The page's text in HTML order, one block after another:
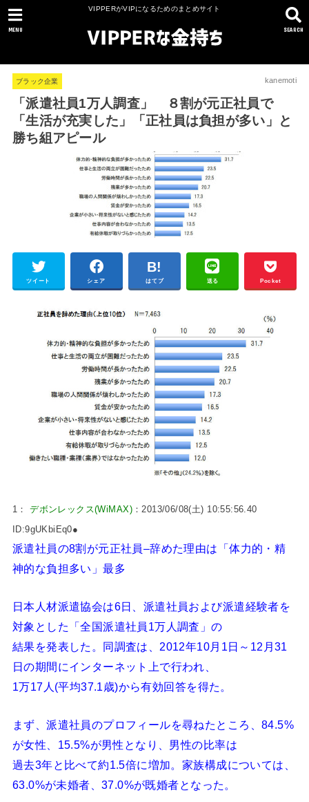
VIPPERがVIPになるためのまとめサイト
SEARCH
MENU
ブラック企業 kanemoti
「派遣社員1万人調査」 ８割が元正社員で
「生活が充実した」「正社員は負担が多い」と
勝ち組アピール
ツイート シェア はてブ 送る Pocket
1： デボンレックス(WiMAX)：2013/06/08(土) 10:55:56.40
ID:9gUKbiEq0●
派遣社員の8割が元正社員–辞めた理由は「体力的・精
神的な負担多い」最多
日本人材派遣協会は6日、派遣社員および派遣経験者を
対象とした「全国派遣社員1万人調査」の
結果を発表した。同調査は、2012年10月1日～12月31
日の期間にインターネット上で行われ、
1万17人(平均37.1歳)から有効回答を得た。
まず、派遣社員のプロフィールを尋ねたところ、84.5%
が女性、15.5%が男性となり、男性の比率は
過去3年と比べて約1.5倍に増加。家族構成については、
63.0%が未婚者、37.0%が既婚者となった。